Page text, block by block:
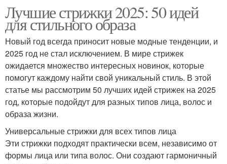
Лучшие стрижки 2025: 50 идей
для стильного образа
Новый год всегда приносит новые модные тенденции, и
2025 год не стал исключением. В мире стрижек
ожидается множество интересных новинок, которые
помогут каждому найти свой уникальный стиль. В этой
статье мы рассмотрим 50 лучших идей стрижек на 2025
год, которые подойдут для разных типов лица, волос и
образа жизни.
Универсальные стрижки для всех типов лица
Эти стрижки подходят практически всем, независимо от
формы лица или типа волос. Они создают гармоничный